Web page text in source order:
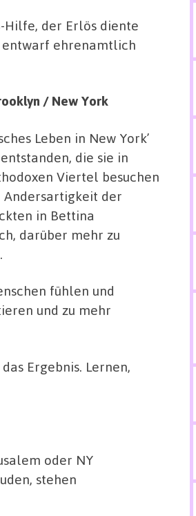
Hilfe, der Erlös diente
entwarf ehrenamtlich
/ New York
Leben in New York’
die sie in
Viertel besuchen
der
in Bettina
darüber mehr zu
fühlen und
und zu mehr
Ergebnis. Lernen,
oder NY
stehen